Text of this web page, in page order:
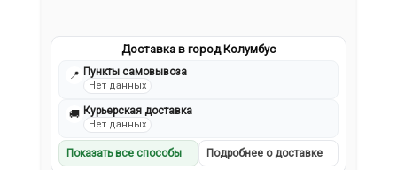
Доставка в город Колумбус
📍 Пункты самовывоза
Нет данных
🚚 Курьерская доставка
Нет данных
Показать все способы Подробнее о доставке